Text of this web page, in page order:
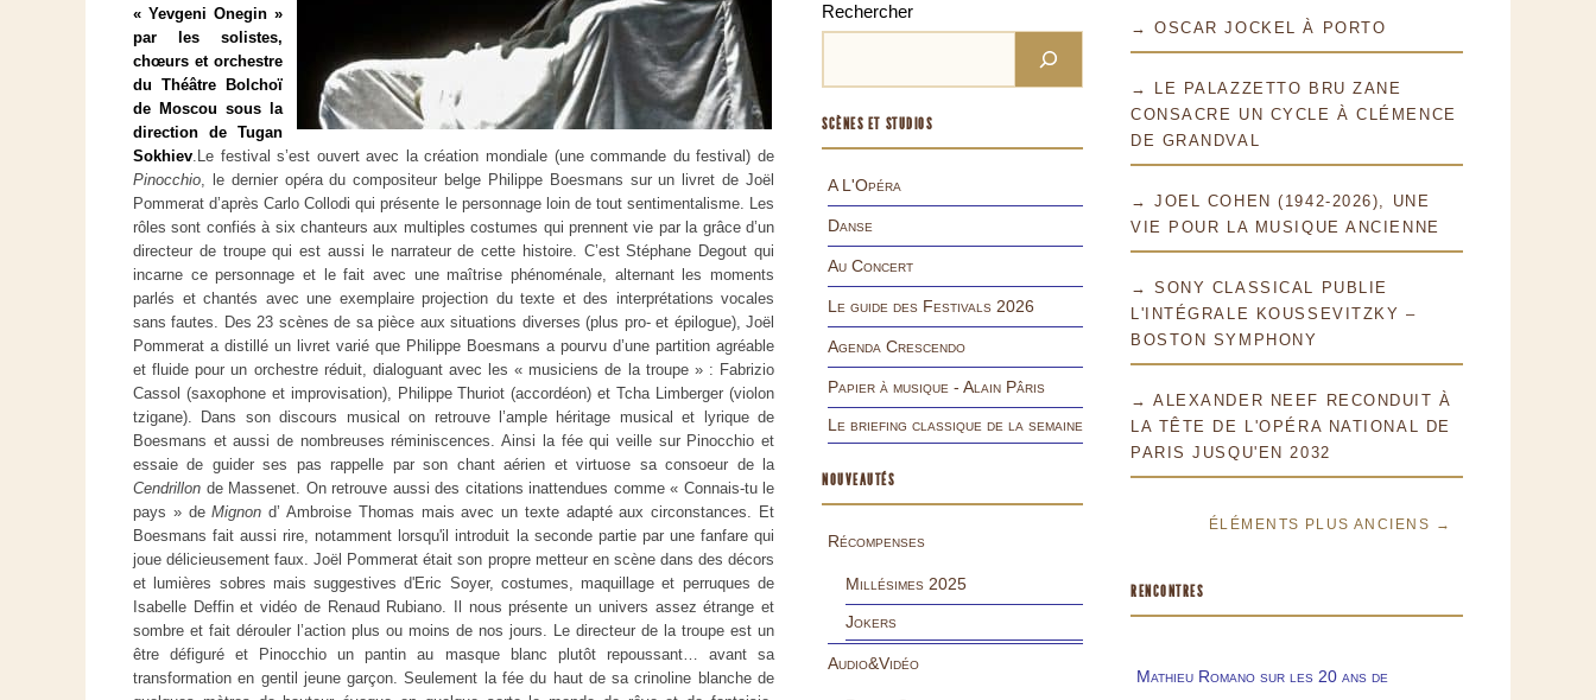
« Yevgeni Onegin »
par les solistes,
chœurs et orchestre
du Théâtre Bolchoï
de Moscou sous la
direction de Tugan
Sokhiev. Le festival s’est ouvert avec la création mondiale (une commande du festival) de
Pinocchio, le dernier opéra du compositeur belge Philippe Boesmans sur un livret de Joël
Pommerat d’après Carlo Collodi qui présente le personnage loin de tout sentimentalisme. Les
rôles sont confiés à six chanteurs aux multiples costumes qui prennent vie par la grâce d’un
directeur de troupe qui est aussi le narrateur de cette histoire. C’est Stéphane Degout qui
incarne ce personnage et le fait avec une maîtrise phénoménale, alternant les moments
parlés et chantés avec une exemplaire projection du texte et des interprétations vocales
sans fautes. Des 23 scènes de sa pièce aux situations diverses (plus pro- et épilogue), Joël
Pommerat a distillé un livret varié que Philippe Boesmans a pourvu d’une partition agréable
et fluide pour un orchestre réduit, dialoguant avec les « musiciens de la troupe » : Fabrizio
Cassol (saxophone et improvisation), Philippe Thuriot (accordéon) et Tcha Limberger (violon
tzigane). Dans son discours musical on retrouve l’ample héritage musical et lyrique de
Boesmans et aussi de nombreuses réminiscences. Ainsi la fée qui veille sur Pinocchio et
essaie de guider ses pas rappelle par son chant aérien et virtuose sa consoeur de la
Cendrillon de Massenet. On retrouve aussi des citations inattendues comme « Connais-tu le
pays » deMignon d’ Ambroise Thomas mais avec un texte adapté aux circonstances. Et
Boesmans fait aussi rire, notamment lorsqu'il introduit la seconde partie par une fanfare qui
joue délicieusement faux. Joël Pommerat était son propre metteur en scène dans des décors
et lumières sobres mais suggestives d'Eric Soyer, costumes, maquillage et perruques de
Isabelle Deffin et vidéo de Renaud Rubiano. Il nous présente un univers assez étrange et
sombre et fait dérouler l’action plus ou moins de nos jours. Le directeur de la troupe est un
être défiguré et Pinocchio un pantin au masque blanc plutôt repoussant… avant sa
transformation en gentil jeune garçon. Seulement la fée du haut de sa crinoline blanche de
Rechercher
SCÈNES ET STUDIOS
A L'Opéra
Danse
Au Concert
Le guide des Festivals 2026
Agenda Crescendo
Papier à musique - Alain Pâris
Le briefing classique de la semaine
NOUVEAUTÉS
Récompenses
Millésimes 2025
Jokers
Audio&Vidéo
→ OSCAR JOCKEL À PORTO
→ LE PALAZZETTO BRU ZANE
CONSACRE UN CYCLE À CLÉMENCE
DE GRANDVAL
→ JOEL COHEN (1942-2026), UNE
VIE POUR LA MUSIQUE ANCIENNE
→ SONY CLASSICAL PUBLIE
L'INTÉGRALE KOUSSEVITZKY –
BOSTON SYMPHONY
→ ALEXANDER NEEF RECONDUIT À
LA TÊTE DE L'OPÉRA NATIONAL DE
PARIS JUSQU'EN 2032
ÉLÉMENTS PLUS ANCIENS →
RENCONTRES
Mathieu Romano sur les 20 ans de